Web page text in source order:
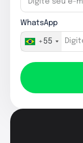
WhatsApp
+55